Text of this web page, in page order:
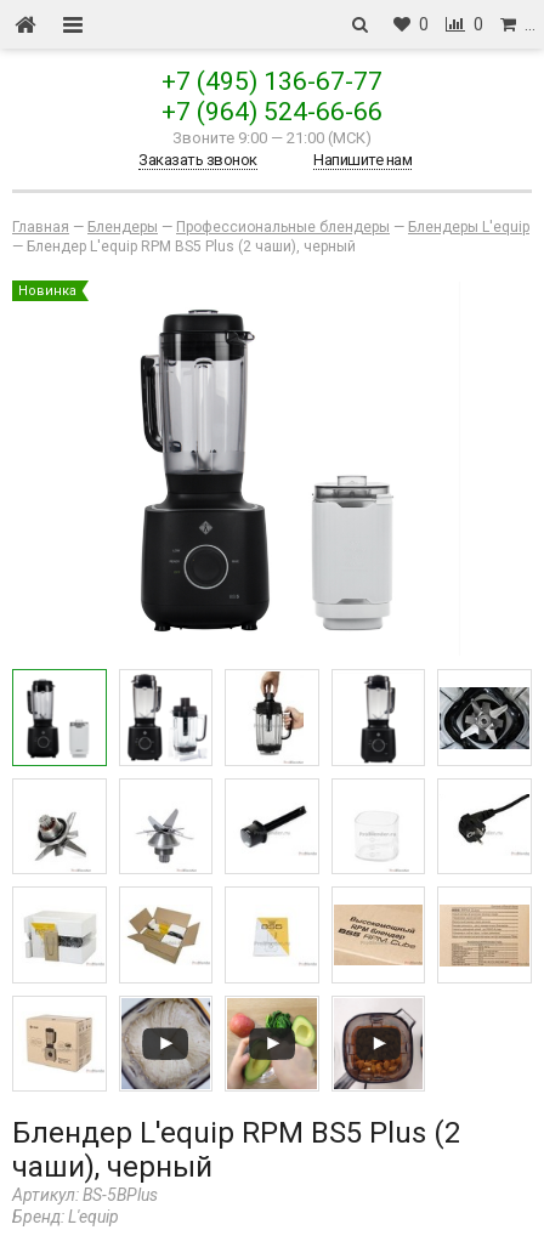
0 0
+7 (495) 136-67-77
+7 (964) 524-66-66
Звоните 9:00 — 21:00 (МСК)
Заказать звонок
Напишите нам
Главная — Блендеры — Профессиональные блендеры — Блендеры L'equip
— Блендер L'equip RPM BS5 Plus (2 чаши), черный
Новинка
Блендер L'equip RPM BS5 Plus (2
чаши), черный
Артикул:BS-5BPlus
Бренд:L'equip